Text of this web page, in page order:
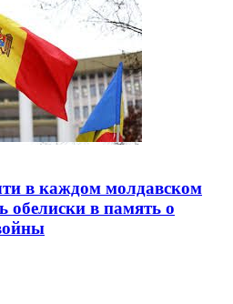
в каждом молдавском
обелиски в память о